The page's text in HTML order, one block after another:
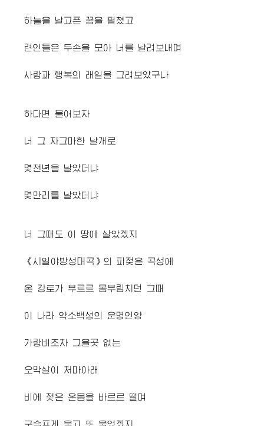
하늘을 날고픈 꿈을 펼쳤고
련인들은 두손을 모아 너를 날려보내며
사랑과 행복의 래일을 그려보았구나
하다면 물어보자
너 그 자그마한 날개로
몇천년을 날았더냐
몇만리를 날았더냐
너 그때도 이 땅에 살았겠지
《시일야방성대곡》의 피젖은 곡성에
온 강토가 부르르 몸부림치던 그때
이 나라 약소백성의 운명인양
가랑비조차 그을곳 없는
오막살이 처마아래
비에 젖은 온몸을 바르르 떨며
구슬프게 울고 또 울었겠지